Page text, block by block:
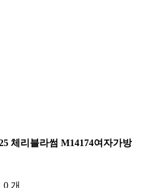
체리블라썸 M14174여자가방
개